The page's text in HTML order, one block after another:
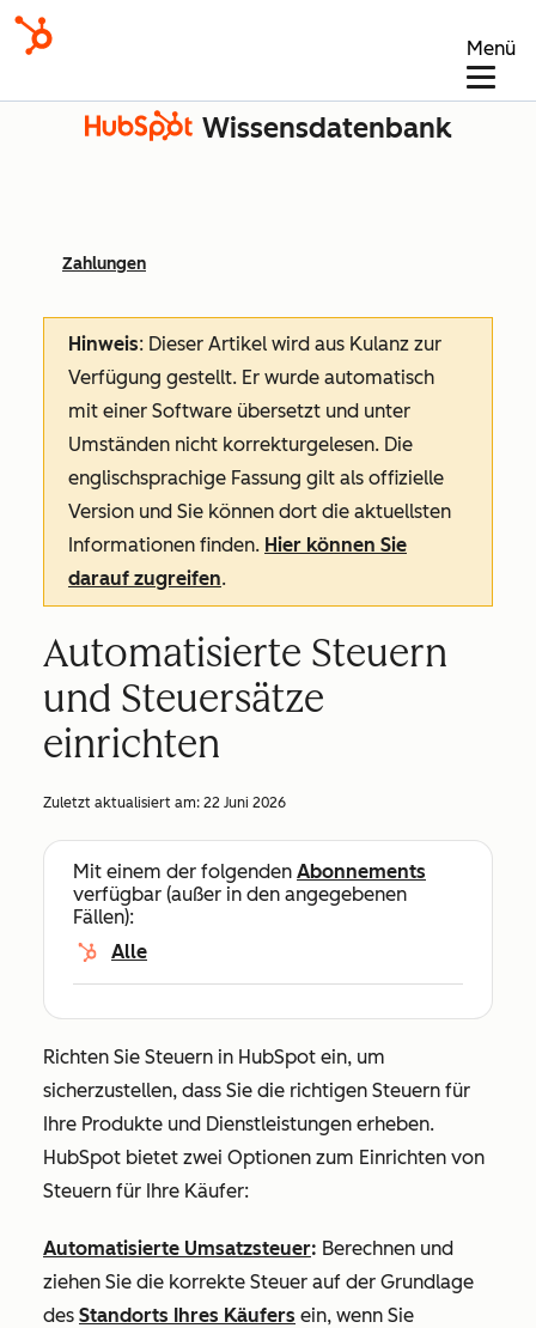
Menü
Wissensdatenbank
Zahlungen
Hinweis: Dieser Artikel wird aus Kulanz zur
Verfügung gestellt. Er wurde automatisch
mit einer Software übersetzt und unter
Umständen nicht korrekturgelesen. Die
englischsprachige Fassung gilt als offizielle
Version und Sie können dort die aktuellsten
Informationen finden. Hier können Sie
darauf zugreifen.
Automatisierte Steuern
und Steuersätze
einrichten
Zuletzt aktualisiert am: 22 Juni 2026
Mit einem der folgenden Abonnements
verfügbar (außer in den angegebenen
Fällen):
Alle
Richten Sie Steuern in HubSpot ein, um
sicherzustellen, dass Sie die richtigen Steuern für
Ihre Produkte und Dienstleistungen erheben.
HubSpot bietet zwei Optionen zum Einrichten von
Steuern für Ihre Käufer:
Automatisierte Umsatzsteuer: Berechnen und
ziehen Sie die korrekte Steuer auf der Grundlage
des Standorts Ihres Käufers ein, wenn Sie